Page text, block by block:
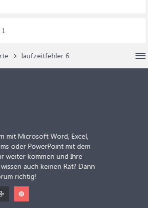
1
laufzeitfehler 6
mit Microsoft Word, Excel,
oder PowerPoint mit dem
weiter kommen und Ihre
auch keinen Rat? Dann
richtig!